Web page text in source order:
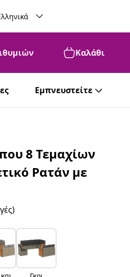
Καλάθι
Εμπνευστείτε
8 Τεμαχίων
Ρατάν με